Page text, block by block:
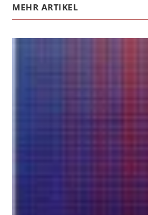
MEHR ARTIKEL